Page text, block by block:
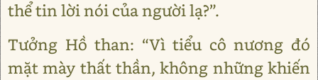
thể tin lời nói của người lạ?”.
Tưởng Hồ than: “Vì tiểu cô nương đó
mặt mày thất thần, không những khiến